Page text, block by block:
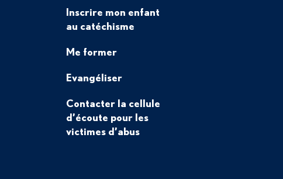
Inscrire mon enfant
au catéchisme
Me former
Evangéliser
Contacter la cellule
d’écoute pour les
victimes d’abus